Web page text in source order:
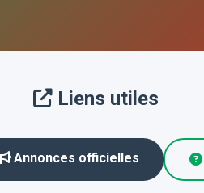
Liens utiles
Annonces officielles